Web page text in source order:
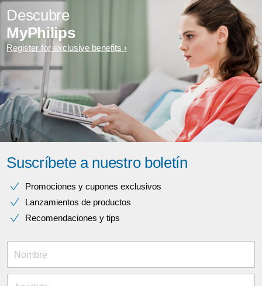
Descubre
MyPhilips
Register for exclusive benefits
Suscríbete a nuestro boletín
Promociones y cupones exclusivos
Lanzamientos de productos
Recomendaciones y tips
Nombre